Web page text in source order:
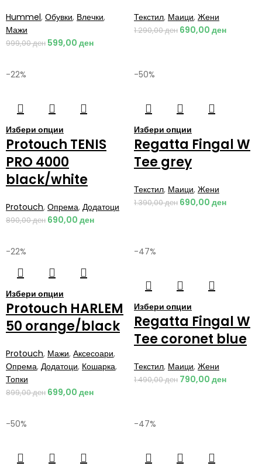
Hummel, Обувки, Влечки,
Мажи
999,00ден 599,00 ден
Текстил, Маици, Жени
1.290,00ден 690,00 ден
-22%
Избери опции
Protouch TENIS
PRO 4000
black/white
Protouch, Опрема, Додатоци
890,00ден 690,00 ден
-50%
Избери опции
Regatta Fingal W
Tee grey
Текстил, Маици, Жени
1.390,00ден 690,00 ден
-22%
Избери опции
Protouch HARLEM
50 orange/black
Protouch, Мажи, Аксесоари,
Опрема, Додатоци, Кошарка,
Топки
899,00ден 699,00 ден
-47%
Избери опции
Regatta Fingal W
Tee coronet blue
Текстил, Маици, Жени
1.490,00ден 790,00 ден
-50% -47%